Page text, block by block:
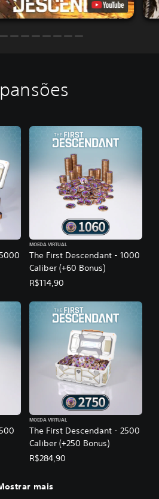
The First Descendant - 1000
Caliber (+60 Bonus)
MOEDA VIRTUAL
R$114,90
The First Descendant - 2500
Caliber (+250 Bonus)
MOEDA VIRTUAL
R$284,90
mais